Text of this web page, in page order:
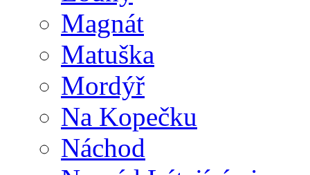
Magnát
Matuška
Mordýř
Na Kopečku
Náchod